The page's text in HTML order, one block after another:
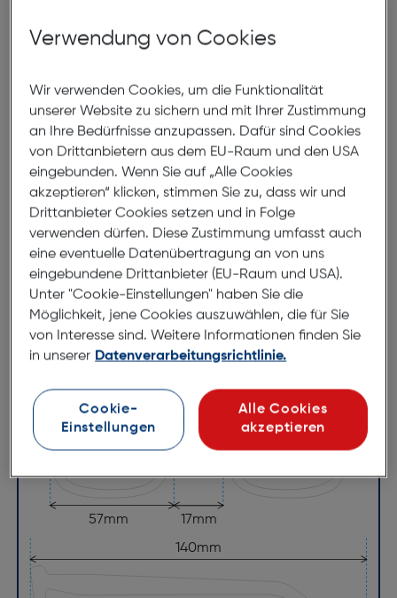
Metalllegierung gefertigt. Das geringe Gewicht, und
Brillenträgerinnen mit hohen Ansprüchen an dezente
Ästhetik, und bestmöglichen Tragekomfort.
Abmessungen
Brillenbreite:142mm
Steg:17mm
Glasbreite:57mm
Bügellänge:140mm
(individuell ausrichtbar)
142mm
17mm
57mm
140mm
Verwendung von Cookies
Wir verwenden Cookies, um die Funktionalität
unserer Website zu sichern und mit Ihrer Zustimmung
an Ihre Bedürfnisse anzupassen. Dafür sind Cookies
von Drittanbietern aus dem EU-Raum und den USA
eingebunden. Wenn Sie auf „Alle Cookies
akzeptieren“ klicken, stimmen Sie zu, dass wir und
Drittanbieter Cookies setzen und in Folge
verwenden dürfen. Diese Zustimmung umfasst auch
eine eventuelle Datenübertragung an von uns
eingebundene Drittanbieter (EU-Raum und USA).
Unter "Cookie-Einstellungen" haben Sie die
Möglichkeit, jene Cookies auszuwählen, die für Sie
von Interesse sind. Weitere Informationen finden Sie
in unserer Datenverarbeitungsrichtlinie.
Cookie-
Einstellungen
Alle Cookies
akzeptieren